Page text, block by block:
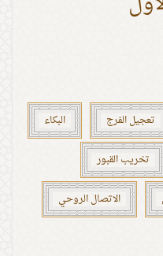
تعجيل الفرج البكاء
تخريب القبور
الاتصال الروحي